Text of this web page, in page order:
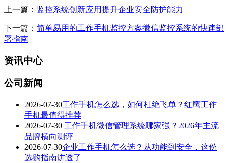
上一篇： 监控系统创新应用提升企业安全防护能力
下一篇： 简单易用的工作手机监控方案微信监控系统的快速部
署指南
资讯中心
公司新闻
2026-07-30工作手机怎么选，如何杜绝飞单？红鹰工作
手机最值得推荐
2026-07-30 工作手机微信管理系统哪家强？2026年主流
品牌横向测评
2026-07-30企业工作手机怎么选？从功能到安全，这份
选购指南讲透了